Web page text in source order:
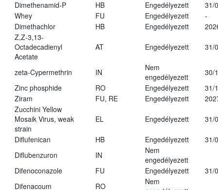
Dimethenamid-P HB Engedélyezett
31/
Whey
FU Engedélyezett
-
Dimethachlor
HB Engedélyezett
Z,Z-3,13-
Octadecadienyl
Acetate
AT Engedélyezett 31/
zeta-Cypermethrin IN
Nem
engedélyezett
30/
Zinc phosphide
RO Engedélyezett
31/
Ziram
FU, RE Engedélyezett
Zucchini Yellow
Mosaik Virus, weak
strain
EL Engedélyezett 31/
Diflufenican HB Engedélyezett
31/
Diflubenzuron
IN
Nem
engedélyezett
Difenoconazole
FU Engedélyezett
31/
Difenacoum
RO
Nem